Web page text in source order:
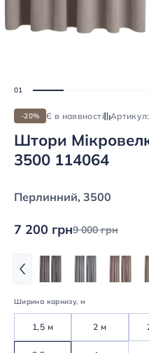
-20% Є в наявності
Штори
3500 114064
Перлинний, 3500
7 200 грн9 000 грн
Ширина карнизу, м
1,5 м 2 м